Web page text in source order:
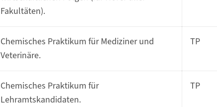
Fakultäten).
Chemisches Praktikum für Mediziner und
Veterinäre.
TP
Chemisches Praktikum für
Lehramtskandidaten.
TP